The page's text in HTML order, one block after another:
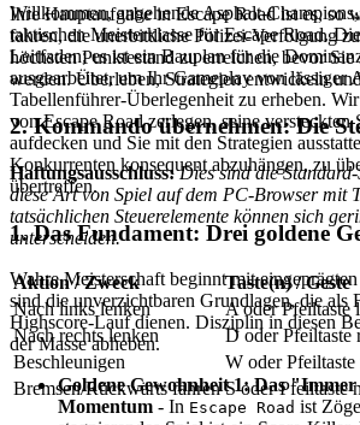
Ihre Hauptaufgabe in Escape Road ist es, so
fahren, die unerbittliche Polizei-Verfolgung
höchsten Punktestand zu erreichen, bevor Sie
werden. Überleben, Strategien entwickeln
2. Kommando übernehmen: Die
Haftungsausschluss: Dies sind die
diese Art von Spiel auf dem PC-Browser mit
tatsächlichen Steuerelemente können sich
unterscheiden.
Aktion / Zweck
Taste(n) / Geste
Nach links lenken
A oder Pfeiltaste
Nach rechts lenken
D oder Pfeiltaste
Beschleunigen
W oder Pfeiltaste
Bremsen/Rückwärts fahren S oder Pfeiltaste
Willkommen, angehende Asphalt-
taktischen Meisterklasse für Escape Road.
Leitfaden; es ist ein Bauplan für die
ausgearbeitet, um Ihr Gameplay von lässiger
Tabellenführer-Überlegenheit zu erheben.
von Escape Road zerlegen, seine versteckten
aufdecken und Sie mit den Strategien
Konkurrenten konsequent abzuhängen, zu
übertreffen.
1. Das Fundament: Drei goldene
Wahre Meisterschaft beginnt mit
sind die unverzichtbaren Grundlagen, die als
Highscore-Lauf dienen. Disziplin in diesen
der Masse abheben.
Goldene Gewohnheit 1: Das
Momentum - In Escape Road ist